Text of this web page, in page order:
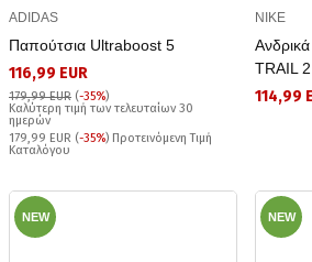
ADIDAS
Παπούτσια Ultraboost 5
116,99 EUR
179,99 EUR (-35%)
Καλύτερη τιμή των τελευταίων 30
ημερών
179,99 EUR (-35%) Προτεινόμενη Τιμή
Καταλόγου
NIKE
TRAIL
114,99
NEW NEW